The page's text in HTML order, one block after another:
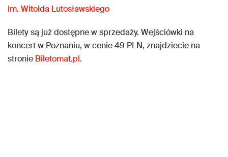
im. Witolda Lutosławskiego
Bilety są już dostępne w sprzedaży. Wejściówki na
koncert w Poznaniu, w cenie 49 PLN, znajdziecie na
stronie Biletomat.pl.